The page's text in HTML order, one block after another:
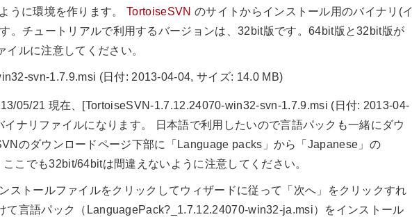
うに環境を作ります。TortoiseSVN のサイトからインストール用のバイナリ(イ
。チュートリアルで利用するバージョンは、32bit版です。64bit版と32bit版が
ルに注意してください。
svn-1.7.9.msi (日付: 2013-04-04, サイズ: 14.0 MB)
05/21 現在、[TortoiseSVN-1.7.12.24070-win32-svn-1.7.9.msi (日付: 2013-04-
ナリファイルになります。 日本語で利用したいので言語パックも一緒にダウ
のダウンロードページ下部に「Language packs」から「Japanese」の
こでも32bit/64bitは間違えないように注意してください。
ストールファイルをクリックしてウィザードに従って「次へ」をクリックすれ
て言語パック（LanguagePack?_1.7.12.24070-win32-ja.msi）をインストール